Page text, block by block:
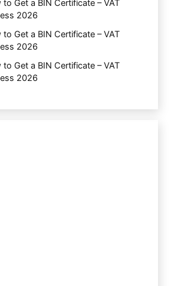
to Get a BIN Certificate – VAT
2026
to Get a BIN Certificate – VAT
2026
to Get a BIN Certificate – VAT
2026